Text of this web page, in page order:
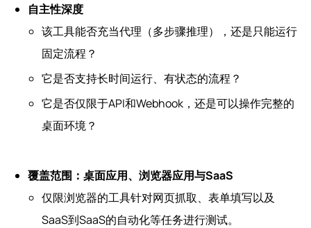
自主性深度
该工具能否充当代理（多步骤推理），还是只能运行
固定流程？
它是否支持长时间运行、有状态的流程？
它是否仅限于API和Webhook，还是可以操作完整的
桌面环境？
覆盖范围：桌面应用、浏览器应用与SaaS
仅限浏览器的工具针对网页抓取、表单填写以及
SaaS到SaaS的自动化等任务进行测试。